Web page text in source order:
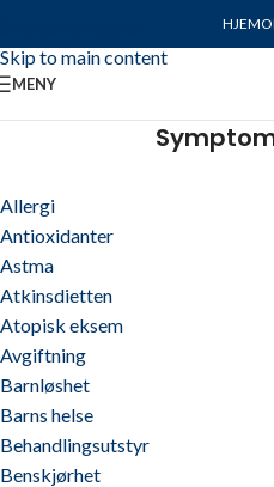
Skip to main content
HJEM
MENY
Allergi
Antioxidanter
Astma
Atkinsdietten
Atopisk eksem
Avgiftning
Barnløshet
Barns helse
Behandlingsutstyr
Benskjørhet